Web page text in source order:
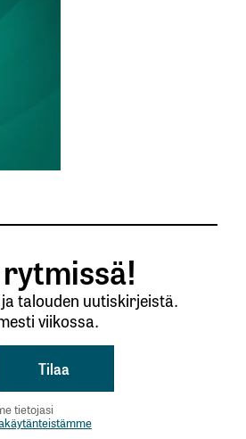
talouden uutiskirjeistä.
viikossa.
tietojasi